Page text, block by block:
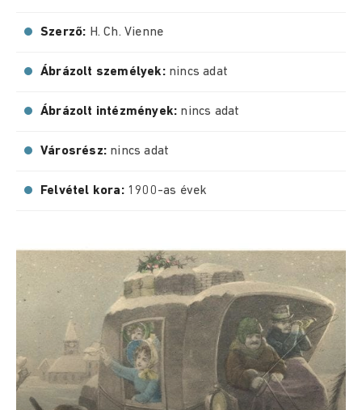
Szerző: H. Ch. Vienne
Ábrázolt személyek: nincs adat
Ábrázolt intézmények: nincs adat
Városrész: nincs adat
Felvétel kora: 1900-as évek